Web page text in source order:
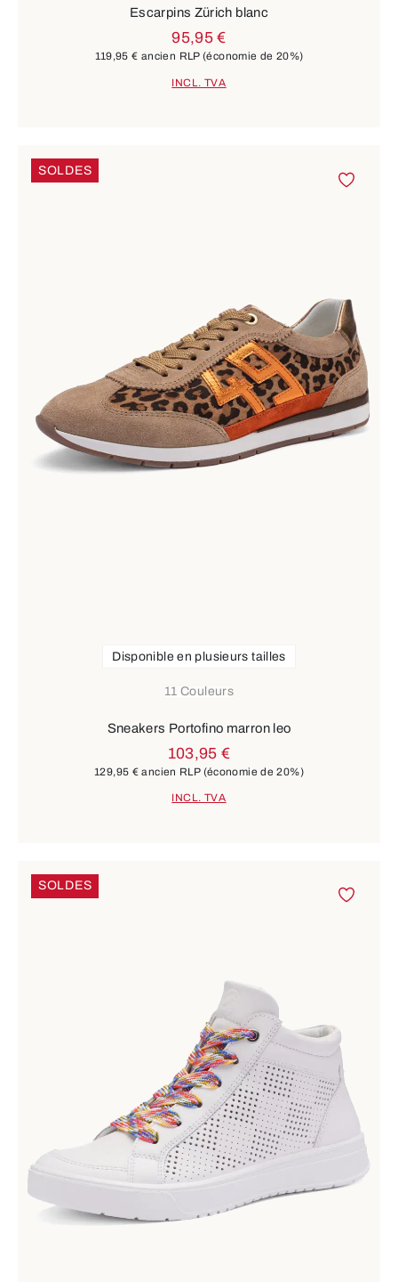
Escarpins Zürich blanc
95,95 €
119,95 € ancien RLP(économie de 20%)
INCL. TVA
SOLDES
11 Couleurs
Disponible en plusieurs tailles
Sneakers Portofino marron leo
103,95 €
129,95 € ancien RLP (économie de 20%)
INCL. TVA
SOLDES